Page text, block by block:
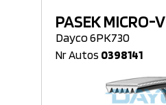
PASEK MICRO-V
Dayco 6PK730
Nr Autos 0398141